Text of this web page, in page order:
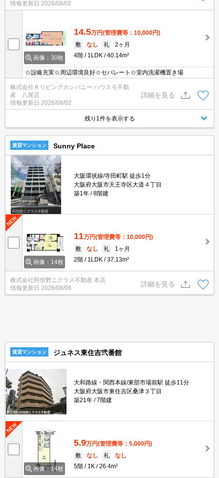
情報更新日 2026/08/02
画像：30枚
14.5万円(管理費等：10,000円)
敷
なし 礼
2ヶ月
4階
1LDK 40.14m²
☆設備充実☆周辺環境良好☆セパレート☆室内洗濯機置き場
株式会社Ｒリビングカンパニー ハウスモ不動
産 八尾店
情報更新日 2026/08/02
詳細を見る
残り1件を表示する
賃貸マンション Sunny Place
大阪環状線/寺田町駅 徒歩1分
大阪府大阪市天王寺区大道４丁目
築1年
8階建
画像：14枚
11万円(管理費等：10,000円)
敷
なし 礼
1ヶ月
2階
1LDK 37.13m²
株式会社阿倍野ニクラス不動産 本店
情報更新日 2026/08/08
詳細を見る
賃貸マンション ジュネス東住吉弐番館
大和路線・関西本線/東部市場前駅 徒歩11分
大阪府大阪市東住吉区桑津３丁目
築21年
7階建
画像：14枚
5.9万円(管理費等：5,000円)
敷
なし 礼
なし
5階
1K 26.4m²